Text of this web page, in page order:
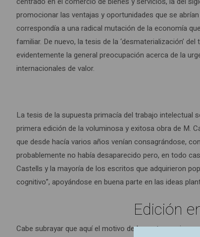
promocionar las ventajas y oportunidades que se
correspondía a una radical mutación de la economía
familiar. De nuevo, la tesis de la ‘desmaterialización’
evidentemente la general preocupación acerca de la
internacionales de valor.
La tesis de la supuesta primacía del trabajo intelectual
primera edición de la voluminosa y exitosa obra de M.
que desde hacía varios años venían consagrándose,
probablemente no había desaparecido pero, en todo
Castells y la mayoría de los escritos que adquirieron
cognitivo”, apoyándose en buena parte en las ideas
Cabe subrayar que aquí el motivo de la controversia
Edición